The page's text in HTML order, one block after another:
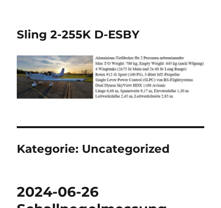
Sling 2-255K D-ESBY
Kategorie: Uncategorized
2024-06-26